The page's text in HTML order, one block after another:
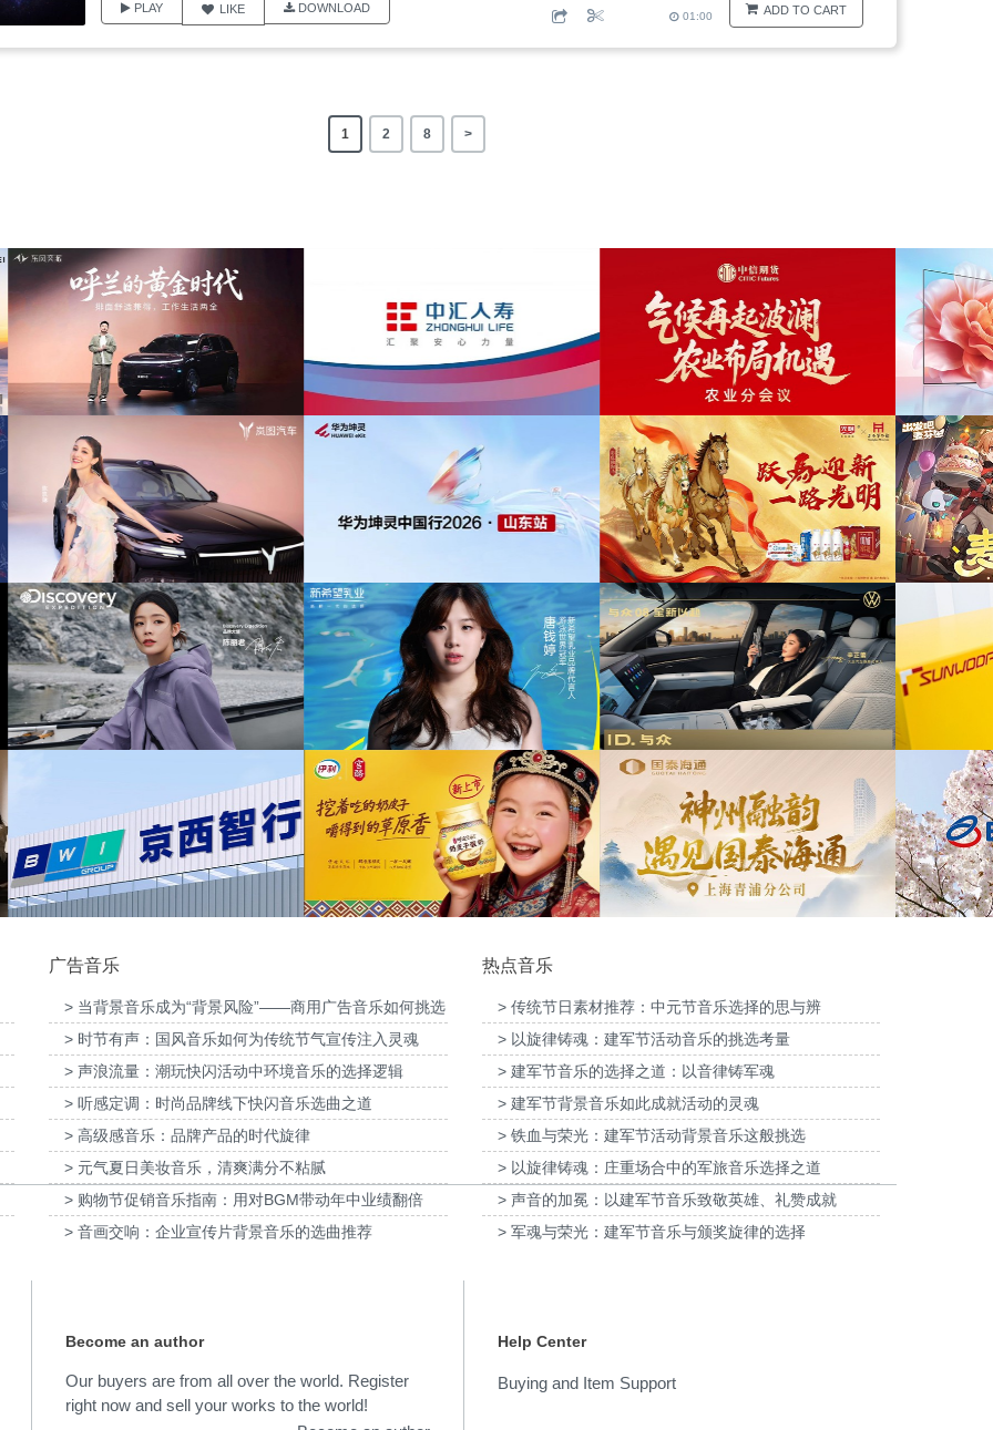
ADD TO CART
PLAY LIKE DOWNLOAD
01:00
1 2 8 >
乐版权 为中汇人寿三周年宣传项目提供音乐版权
为中信期货有限公司2026年中策略会提供音
为东航X千问联名合作发布项目提供音乐版权
供音乐
为华为中国行2026山东站传播项目提供音乐
版权
为光明优加x上海博物馆马年限定礼盒宣传项
目提供音乐版权
为《出发吧麦芬》2周年活动提供音乐版权
提供音
为新希望乳业唐钱婷品牌代言项目提供音乐版
为大众汽车ID与众08 KOL摄影制作项目提供
音乐版权
为欣旺达武汉商用车展宣发项目提供音乐版权
为
画科普
为伊利宫酪中规格奶皮子酸奶TVC拍摄提供音
乐版权
为国泰海通证券上海青浦分公司宣传项目提供
音乐版权
为宝武集团二十四节气清明项目提供音乐版权
广告音乐
> 当背景音乐成为“背景风险”——商用广告音乐如何挑选
> 时节有声：国风音乐如何为传统节气宣传注入灵魂
> 声浪流量：潮玩快闪活动中环境音乐的选择逻辑
> 听感定调：时尚品牌线下快闪音乐选曲之道
> 高级感音乐：品牌产品的时代旋律
> 元气夏日美妆音乐，清爽满分不粘腻
> 购物节促销音乐指南：用对BGM带动年中业绩翻倍
> 音画交响：企业宣传片背景音乐的选曲推荐
热点音乐
> 传统节日素材推荐：中元节音乐选择的思与辨
> 以旋律铸魂：建军节活动音乐的挑选考量
> 建军节音乐的选择之道：以音律铸军魂
> 建军节背景音乐如此成就活动的灵魂
> 铁血与荣光：建军节活动背景音乐这般挑选
> 以旋律铸魂：庄重场合中的军旅音乐选择之道
> 声音的加冕：以建军节音乐致敬英雄、礼赞成就
> 军魂与荣光：建军节音乐与颁奖旋律的选择
Become an author
Our buyers are from all over the world. Register
right now and sell your works to the world!
Help Center
Buying and Item Support